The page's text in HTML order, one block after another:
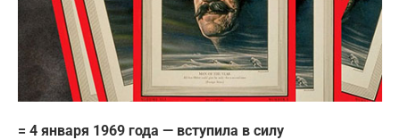
= 4 января 1969 года — вступила в силу